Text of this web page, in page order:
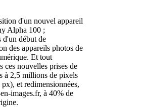
d'un nouvel appareil
Alpha 100 ;
d'un début de
des appareils photos de
Et tout
ces nouvelles prises de
à 2,5 millions de pixels
et redimensionnées,
images.fr, à 40% de